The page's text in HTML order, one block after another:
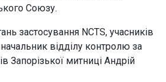
Союзу.
застосування NCTS, учасників
відділу контролю за
Запорізької митниці Андрій